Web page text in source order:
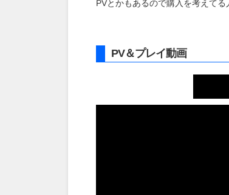
PVとかもあるので購入を考えて
PV＆プレイ動画